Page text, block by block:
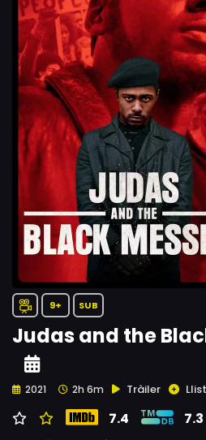
9+ SUB
Judas and the
2021 2h 6m Tràiler
7.4 7.3